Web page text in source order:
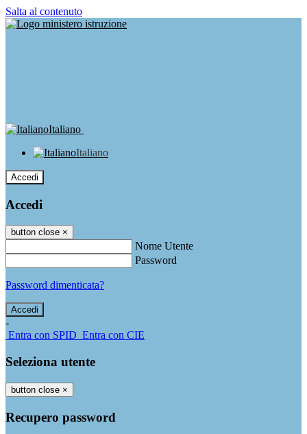
Salta al contenuto
Italiano
Italiano
Accedi
Accedi
button close ×
Nome Utente
Password
Password dimenticata?
-
Entra con SPID Entra con CIE
Seleziona utente
button close ×
Recupero password